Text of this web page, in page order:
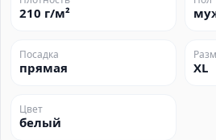
210 г/м²
Посадка
прямая XL
Цвет
белый